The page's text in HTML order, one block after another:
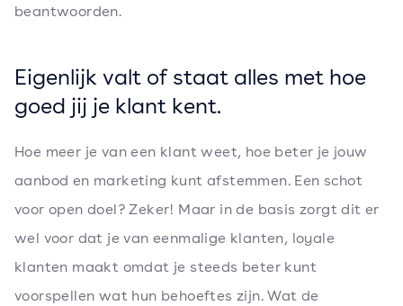
beantwoorden.
Eigenlijk valt of staat alles met hoe
goed jij je klant kent.
Hoe meer je van een klant weet, hoe beter je jouw
aanbod en marketing kunt afstemmen. Een schot
voor open doel? Zeker! Maar in de basis zorgt dit er
wel voor dat je van eenmalige klanten, loyale
klanten maakt omdat je steeds beter kunt
voorspellen wat hun behoeftes zijn. Wat de